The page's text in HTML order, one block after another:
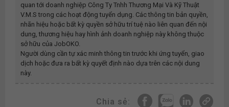
quan tới doanh nghiệp Công Ty Tnhh Thương Mại Và Kỹ Thuật
V.m.s trong các hoạt động tuyển dụng. Các thông tin bản quyền,
nhãn hiệu hoặc bất kỳ quyền sở hữu trí tuệ nào liên quan đến nội
dung, thương hiệu hay hình ảnh doanh nghiệp này không thuộc
sở hữu của JobOKO.
Người dùng cần tự xác minh thông tin trước khi ứng tuyển, giao
dịch hoặc đưa ra bất kỳ quyết định nào dựa trên các nội dung
này.
Chia sẻ: